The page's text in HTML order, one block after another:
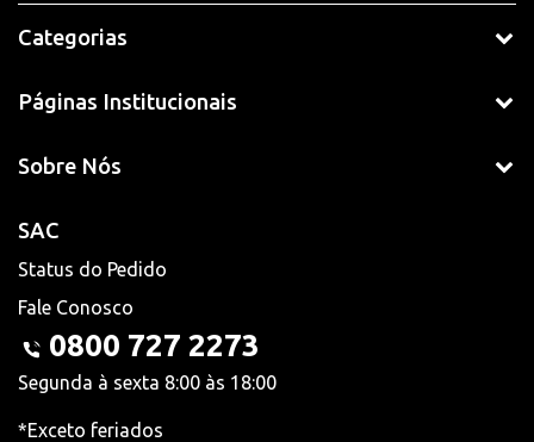
Categorias
Páginas Institucionais
Sobre Nós
SAC
Status do Pedido
Fale Conosco
0800 727 2273
Segunda à sexta 8:00 às 18:00
*Exceto feriados